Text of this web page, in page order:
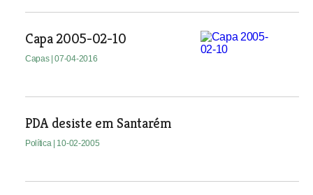
Capa 2005-02-10
Capas | 07-04-2016
PDA desiste em Santarém
Política | 10-02-2005